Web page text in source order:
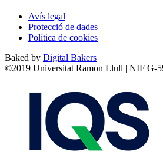
Avís legal
Protecció de dades
Política de cookies
Baked by Digital Bakers
©2019 Universitat Ramon Llull | NIF G-